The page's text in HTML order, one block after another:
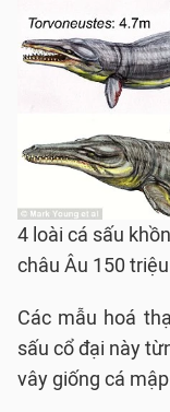
4 loài cá sấu
châu Âu 150
Các mẫu hoá
sấu cổ đại này
vây giống cá